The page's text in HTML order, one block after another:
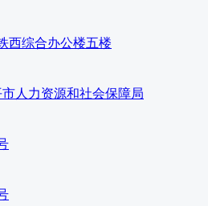
西综合办公楼五楼
人力资源和社会保障局